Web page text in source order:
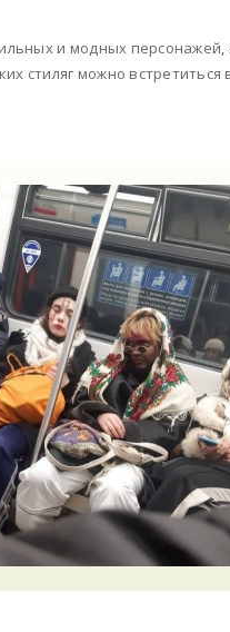
и модных
стиляг можно